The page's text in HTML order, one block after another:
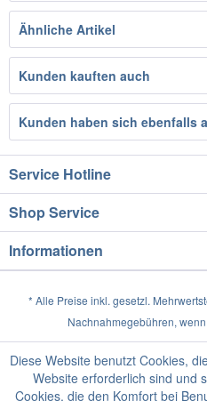
Ähnliche Artikel
Kunden kauften auch
Kunden haben sich ebenfalls
Service Hotline
Shop Service
Informationen
* Alle Preise inkl. gesetzl.
Nachnahmegebühren,
Diese Website benutzt Cookies,
Website erforderlich sind und
Cookies, die den Komfort bei